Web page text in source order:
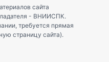
сайта
- ВНИИСПК.
требуется прямая
страницу сайта).